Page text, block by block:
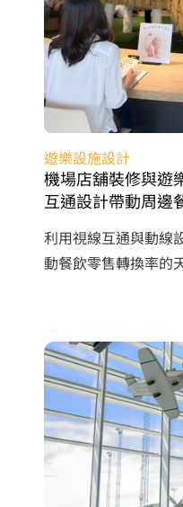
遊樂設施設計
機場店舖裝修與遊
互通設計帶動周邊
利用視線互通與動線
動餐飲零售轉換率的